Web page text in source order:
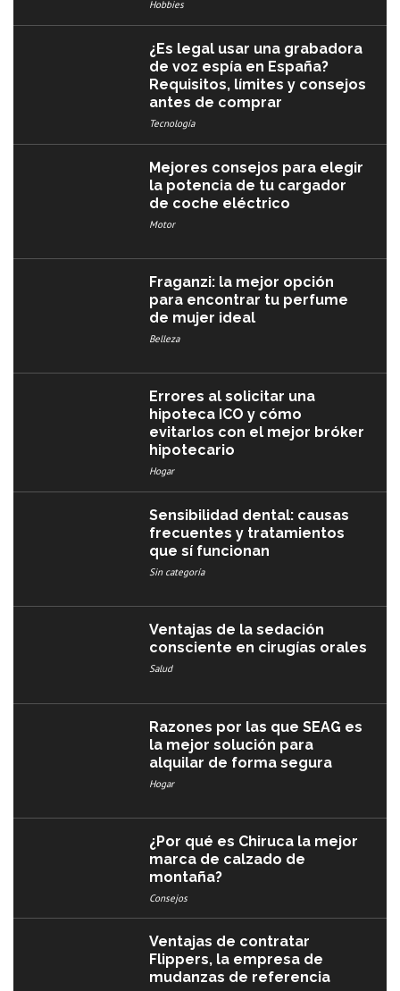
Hobbies
¿Es legal usar una grabadora
de voz espía en España?
Requisitos, límites y consejos
antes de comprar
Tecnología
Mejores consejos para elegir
la potencia de tu cargador
de coche eléctrico
Motor
Fraganzi: la mejor opción
para encontrar tu perfume
de mujer ideal
Belleza
Errores al solicitar una
hipoteca ICO y cómo
evitarlos con el mejor bróker
hipotecario
Hogar
Sensibilidad dental: causas
frecuentes y tratamientos
que sí funcionan
Sin categoría
Ventajas de la sedación
consciente en cirugías orales
Salud
Razones por las que SEAG es
la mejor solución para
alquilar de forma segura
Hogar
¿Por qué es Chiruca la mejor
marca de calzado de
montaña?
Consejos
Ventajas de contratar
Flippers, la empresa de
mudanzas de referencia